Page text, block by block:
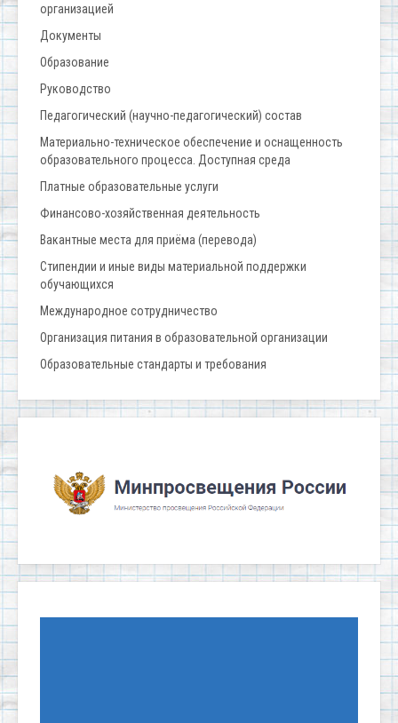
организацией
Документы
Образование
Руководство
Педагогический (научно-педагогический) состав
Материально-техническое обеспечение и оснащенность
образовательного процесса. Доступная среда
Платные образовательные услуги
Финансово-хозяйственная деятельность
Вакантные места для приёма (перевода)
Стипендии и иные виды материальной поддержки
обучающихся
Международное сотрудничество
Организация питания в образовательной организации
Образовательные стандарты и требования